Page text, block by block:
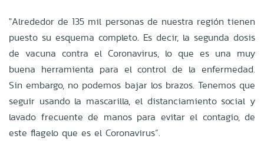
"Alrededor de 135 mil personas de nuestra región tienen
puesto su esquema completo. Es decir, la segunda dosis
de vacuna contra el Coronavirus, lo que es una muy
buena herramienta para el control de la enfermedad.
Sin embargo, no podemos bajar los brazos. Tenemos que
seguir usando la mascarilla, el distanciamiento social y
lavado frecuente de manos para evitar el contagio, de
este flagelo que es el Coronavirus”.